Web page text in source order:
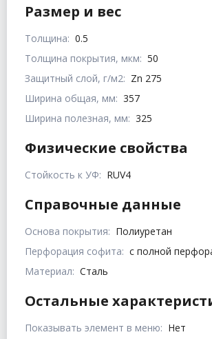
Размер и вес
Толщина: 0.5
Толщина покрытия, мкм: 50
Защитный слой, г/м2: Zn 275
Ширина общая, мм: 357
Ширина полезная, мм: 325
Физические свойства
Стойкость к УФ: RUV4
Справочные данные
Основа покрытия: Полиуретан
Перфорация софита: с полной
Материал: Сталь
Остальные
Показывать элемент в меню: Нет